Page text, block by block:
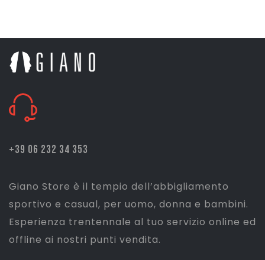
+39 06 232 34 353
Giano Store è il tempio dell’abbigliamento
sportivo e casual, per uomo, donna e bambini.
Esperienza trentennale al tuo servizio online ed
offline ai nostri punti vendita.